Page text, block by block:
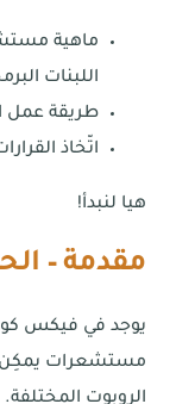
ماهية
اللبنات
طريقة عمل
اتّخاذ
هيا لنبدأ!
مقدمة –
مستشعرات يمكِن
الروبوت المختلفة.